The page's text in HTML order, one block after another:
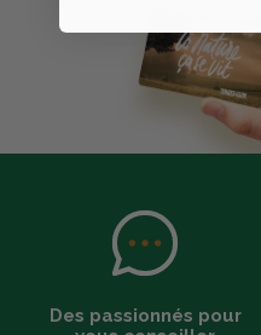
Des passionnés pour